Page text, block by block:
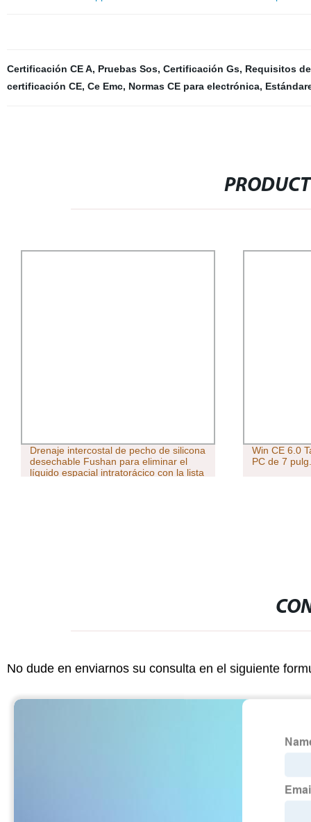
Certificación CE A, Pruebas Sos, Certificación Gs, Requisitos
certificación CE, Ce Emc, Normas CE para electrónica,
Drenaje intercostal de pecho de silicona
desechable Fushan para eliminar el
líquido espacial intratorácico con la lista
Win CE 6.0
PC de 7
No dude en enviarnos su consulta en el siguiente